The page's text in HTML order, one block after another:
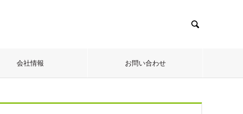

会社情報 お問い合わせ